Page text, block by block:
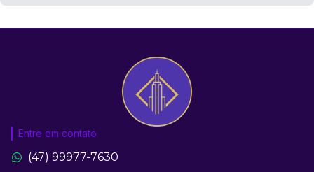
Entre em contato
(47) 99977-7630